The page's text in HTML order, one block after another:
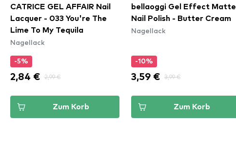
CATRICE GEL AFFAIR Nail
Lacquer - 033 You're The
Lime To My Tequila
Nagellack
-5%
2,84 € 2,99 €
Zum Korb
bellaoggi Gel Effect Matte
Nail Polish - Butter Cream
Nagellack
-10%
3,59 € 3,99 €
Zum Korb